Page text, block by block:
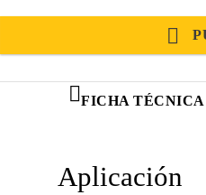
FICHA TÉCNICA
Aplicación